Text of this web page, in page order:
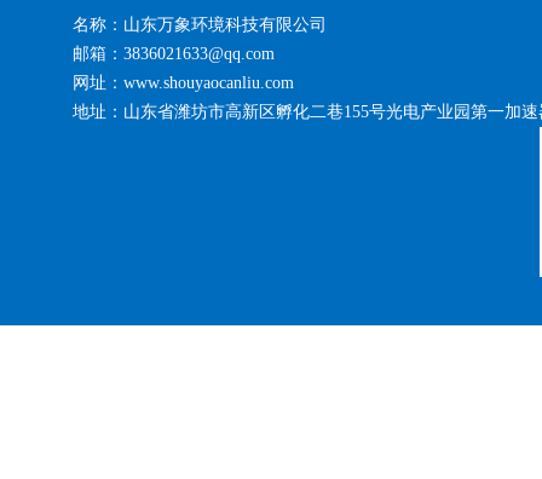
名称：山东万象环境科技有限公司
邮箱：3836021633@qq.com
网址：www.shouyaocanliu.com
地址：山东省潍坊市高新区孵化二巷155号光电产业园第一加